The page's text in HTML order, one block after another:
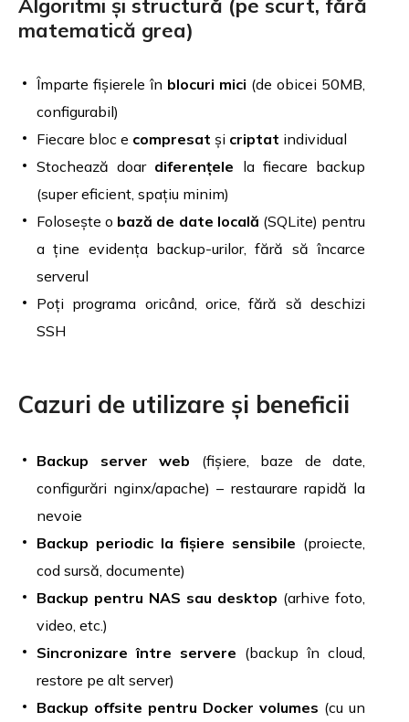
matematică grea)
Împarte fișierele în blocuri mici (de obicei 50MB,
configurabil)
Fiecare bloc e compresat și criptat individual
Stochează doar diferențele la fiecare backup
(super eficient, spațiu minim)
Folosește o bază de date locală (SQLite) pentru
a ține evidența backup-urilor, fără să încarce
serverul
Poți programa oricând, orice, fără să deschizi
SSH
Cazuri de utilizare și beneficii
Backup server web (fișiere, baze de date,
configurări nginx/apache) – restaurare rapidă la
nevoie
Backup periodic la fișiere sensibile (proiecte,
cod sursă, documente)
Backup pentru NAS sau desktop (arhive foto,
video, etc.)
Sincronizare între servere (backup în cloud,
restore pe alt server)
Backup offsite pentru Docker volumes (cu un